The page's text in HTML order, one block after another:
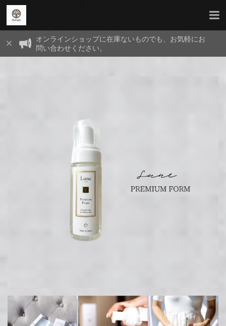
オンラインショップに在庫ないものでも、お気軽にお
問い合わせください。